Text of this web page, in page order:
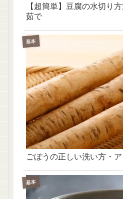
【超簡単】豆腐の水切り
茹で
基本
ごぼうの正しい洗い方・
基本